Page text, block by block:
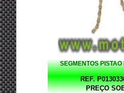
SEGMENTOS
REF.
PREÇO